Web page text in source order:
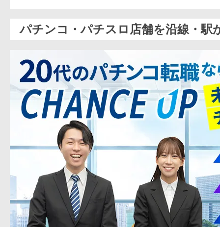
パチンコ・パチスロ店舗を沿線・駅